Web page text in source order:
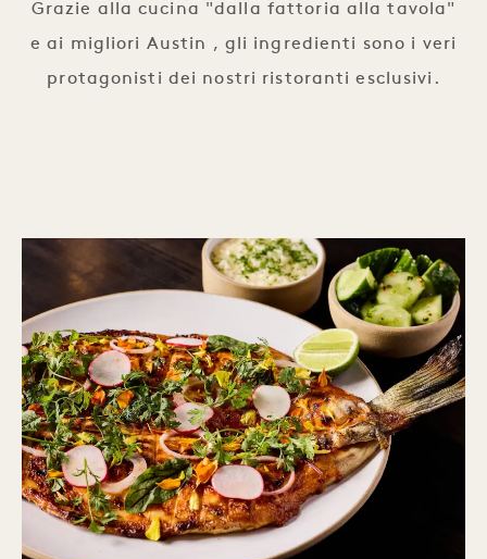
Grazie alla cucina "dalla fattoria alla tavola"
e ai migliori Austin , gli ingredienti sono i veri
protagonisti dei nostri ristoranti esclusivi.